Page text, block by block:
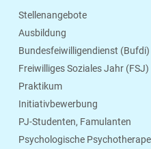
Stellenangebote
Ausbildung
Bundesfeiwilligendienst (Bufdi)
Freiwilliges Soziales Jahr (FSJ)
Praktikum
Initiativbewerbung
PJ-Studenten, Famulanten
Psychologische